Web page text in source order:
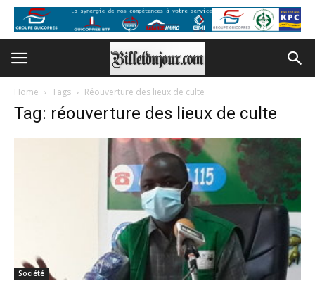
Home Tags Réouverture des lieux de culte
Tag: réouverture des lieux de culte
Société